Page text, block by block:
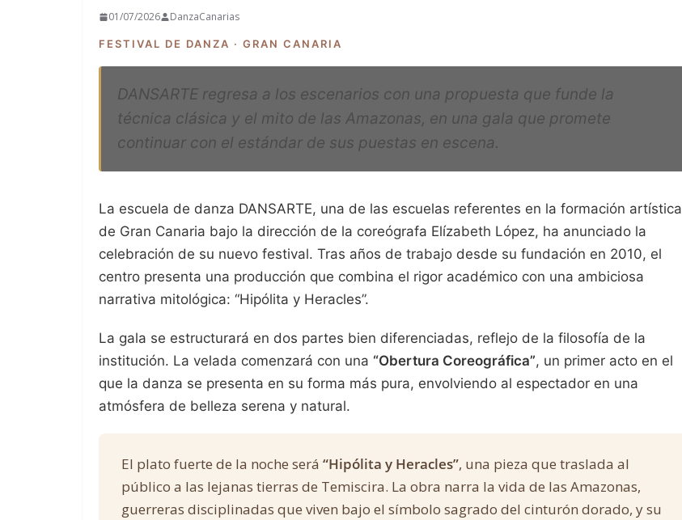
01/07/2026 DanzaCanarias
FESTIVAL DE DANZA · GRAN CANARIA
DANSARTE regresa a los escenarios con una propuesta que funde la
técnica clásica y el mito de las Amazonas, en una gala que promete
continuar con el estándar de sus puestas en escena.
La escuela de danza DANSARTE, una de las escuelas referentes en la formación artística
de Gran Canaria bajo la dirección de la coreógrafa Elízabeth López, ha anunciado la
celebración de su nuevo festival. Tras años de trabajo desde su fundación en 2010, el
centro presenta una producción que combina el rigor académico con una ambiciosa
narrativa mitológica: “Hipólita y Heracles”.
La gala se estructurará en dos partes bien diferenciadas, reflejo de la filosofía de la
institución. La velada comenzará con una “Obertura Coreográfica”, un primer acto en el
que la danza se presenta en su forma más pura, envolviendo al espectador en una
atmósfera de belleza serena y natural.
El plato fuerte de la noche será “Hipólita y Heracles”, una pieza que traslada al
público a las lejanas tierras de Temiscira. La obra narra la vida de las Amazonas,
guerreras disciplinadas que viven bajo el símbolo sagrado del cinturón dorado, y su